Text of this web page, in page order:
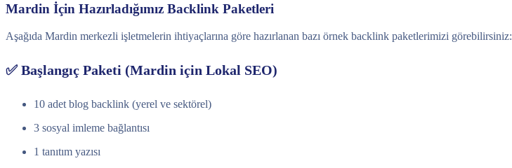
Mardin İçin Hazırladığımız Backlink Paketleri
Aşağıda Mardin merkezli işletmelerin ihtiyaçlarına göre hazırlanan bazı örnek backlink paketlerimizi görebilirsiniz:
✅ Başlangıç Paketi (Mardin için Lokal SEO)
10 adet blog backlink (yerel ve sektörel)
3 sosyal imleme bağlantısı
1 tanıtım yazısı